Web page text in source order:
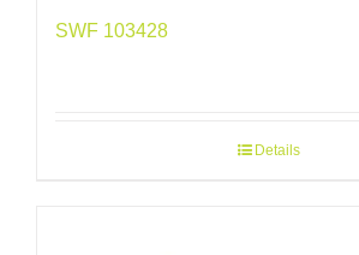
SWF 103428
Details